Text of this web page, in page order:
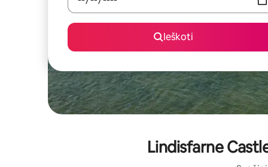
Ieškoti
Lindisfarne